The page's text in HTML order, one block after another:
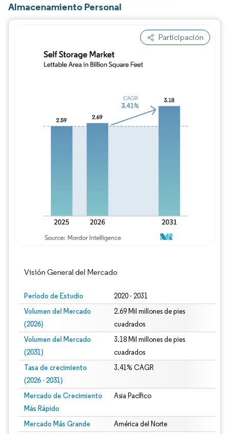
Almacenamiento Personal
Participación
Visión General del Mercado
Período de Estudio 2020 - 2031
Volumen del Mercado
(2026)
2.69 Mil millones de pies
cuadrados
Volumen del Mercado
(2031)
3.18 Mil millones de pies
cuadrados
Tasa de crecimiento
(2026 - 2031)
3.41% CAGR
Mercado de Crecimiento
Más Rápido
Asia Pacífico
Mercado Más Grande América del Norte